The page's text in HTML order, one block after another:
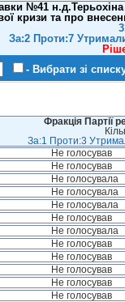
№41
кризи та про
За:2 Проти:7
- Вибрати зі
Фракція Партії
За:1 Проти:3
Не голосував
Не голосував
Не голосувала
Не голосувала
Не голосувала
Не голосував
Не голосувала
Не голосував
Не голосував
Не голосував
Не голосував
Не голосував